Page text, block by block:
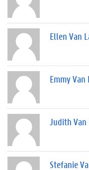
Ellen Van
Emmy Van
Judith Van
Stefanie